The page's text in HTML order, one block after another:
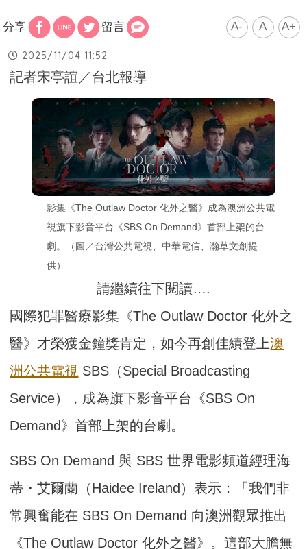
分享 留言 A- A A+
2025/11/04 11:52
記者宋亭誼／台北報導
影集《The Outlaw Doctor 化外之醫》成為澳洲公共電
視旗下影音平台《SBS On Demand》首部上架的台
劇。（圖／台灣公共電視、中華電信、瀚草文創提
供）
請繼續往下閱讀….
國際犯罪醫療影集《The Outlaw Doctor 化外之
醫》才榮獲金鐘獎肯定，如今再創佳績登上澳
洲公共電視 SBS（Special Broadcasting
Service），成為旗下影音平台《SBS On
Demand》首部上架的台劇。
SBS On Demand 與 SBS 世界電影頻道經理海
蒂・艾爾蘭（Haidee Ireland）表示：「我們非
常興奮能在 SBS On Demand 向澳洲觀眾推出
《The Outlaw Doctor 化外之醫》。這部大膽無